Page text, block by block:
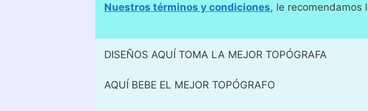
Nuestros términos y condiciones, le recomendamos
DISEÑOS AQUÍ TOMA LA MEJOR TOPÓGRAFA
AQUÍ BEBE EL MEJOR TOPÓGRAFO